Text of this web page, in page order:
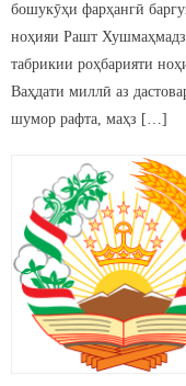
бошукӯҳи фарҳангӣ
ноҳияи Рашт
табрикии роҳбарияти
Ваҳдати миллӣ аз
шумор рафта, маҳз […]